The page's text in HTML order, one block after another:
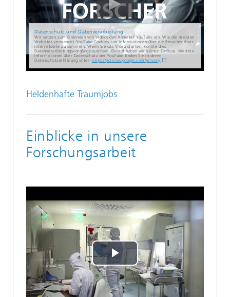
Datenschutz und Datenverarbeitung
Wir setzen zum Einbinden von Videos den Anbieter YouTube ein. Wie die meisten
Websites verwendet YouTube Cookies, um Informationen über die Besucher ihrer
Internetseite zu sammeln. Wenn Sie das Video starten, könnte dies
Datenverarbeitungsvorgänge auslösen. Darauf haben wir keinen Einfluss. Weitere
Informationen über Datenschutz bei YouTube finden Sie in deren
Datenschutzerklärung unter: https://policies.google.com/privacy
Heldenhafte Traumjobs
Einblicke in unsere
Forschungsarbeit
Play
Video